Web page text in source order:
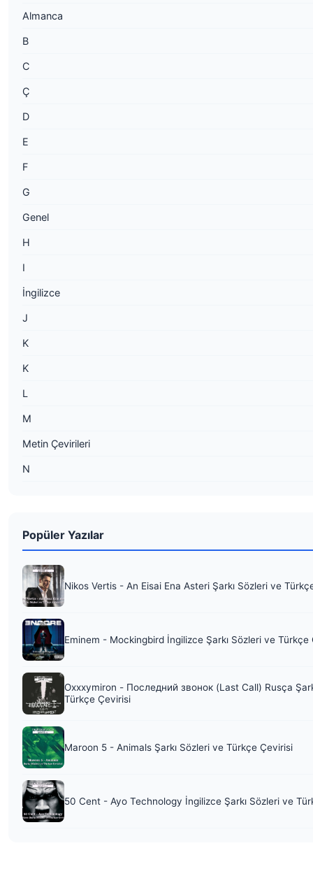
Almanca
B
C
Ç
D
E
F
G
Genel
H
I
İngilizce
J
K
K
L
M
Metin Çevirileri
N
Popüler Yazılar
Nikos Vertis - An Eisai Ena Asteri Şarkı Sözleri ve
Eminem - Mockingbird İngilizce Şarkı Sözleri ve Türkçe
Oxxxymiron - Последний звонок (Last Call) Rusça
Türkçe Çevirisi
Maroon 5 - Animals Şarkı Sözleri ve Türkçe Çevirisi
50 Cent - Ayo Technology İngilizce Şarkı Sözleri ve